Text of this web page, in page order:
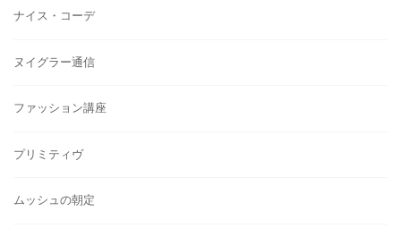
ナイス・コーデ
ヌイグラー通信
ファッション講座
プリミティヴ
ムッシュの朝定